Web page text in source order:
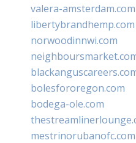
valera-amsterdam.com
libertybrandhemp.com
norwoodinnwi.com
bolesfororegon.com
bodega-ole.com
mestrinorubanofc.com